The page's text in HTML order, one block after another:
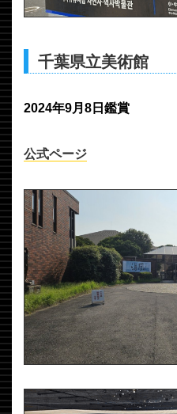
千葉県立美術館
2024年9月8日鑑賞
公式ページ